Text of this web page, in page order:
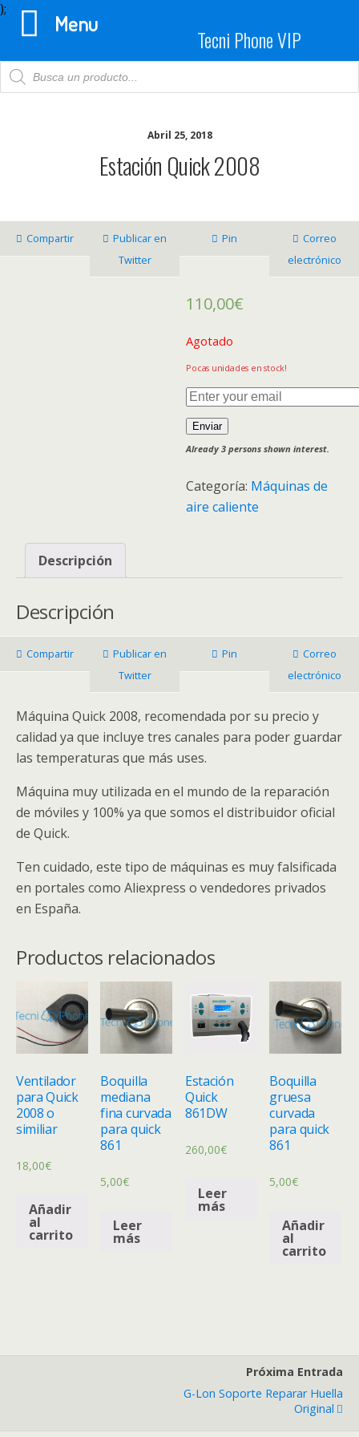
);
Tecni Phone VIP
Products
search
Abril 25, 2018
Estación Quick 2008
Compartir
Publicar en
Twitter
Pin
Correo
electrónico
110,00€
Agotado
Pocas unidades en stock!
Enviar
Already 3 persons shown interest.
Categoría: Máquinas de
aire caliente
Descripción
Descripción
Compartir
Publicar en
Twitter
Pin
Correo
electrónico
Máquina Quick 2008, recomendada por su precio y
calidad ya que incluye tres canales para poder guardar
las temperaturas que más uses.
Máquina muy utilizada en el mundo de la reparación
de móviles y 100% ya que somos el distribuidor oficial
de Quick.
Ten cuidado, este tipo de máquinas es muy falsificada
en portales como Aliexpress o vendedores privados
en España.
Productos relacionados
Ventilador
para Quick
2008 o
similiar
18,00€
Añadir
al
carrito
Boquilla
mediana
fina curvada
para quick
861
5,00€
Leer
más
Estación
Quick
861DW
260,00€
Leer
más
Boquilla
gruesa
curvada
para quick
861
5,00€
Añadir
al
carrito
Próxima Entrada
G-Lon Soporte Reparar Huella
Original
Menu